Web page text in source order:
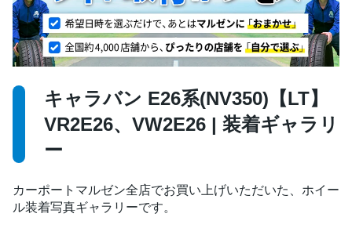
キャラバン E26系(NV350)【LT】
VR2E26、VW2E26 | 装着ギャラリ
ー
カーポートマルゼン全店でお買い上げいただいた、ホイー
ル装着写真ギャラリーです。